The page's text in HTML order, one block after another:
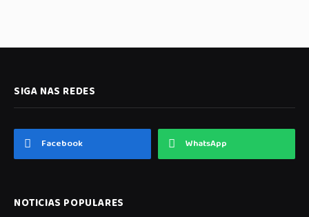
SIGA NAS REDES
Facebook WhatsApp
NOTICIAS POPULARES